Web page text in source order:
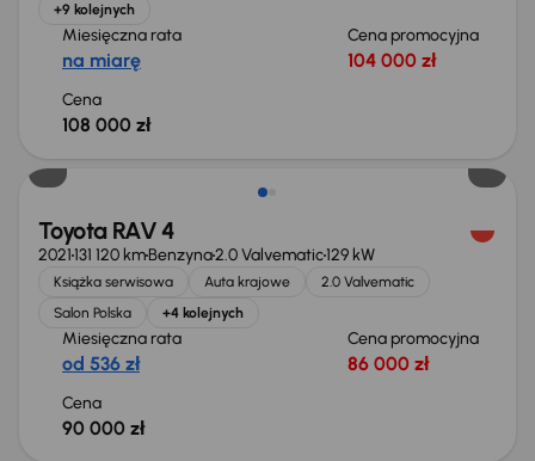
+9 kolejnych
Miesięczna rata
na miarę
Cena promocyjna
104 000 zł
Cena
108 000 zł
Toyota RAV 4
2021131 120 kmBenzyna2.0 Valvematic129 kW
Książka serwisowa Auta krajowe
2.0 Valvematic
Salon Polska
+4 kolejnych
Miesięczna rata
od 536 zł
Cena promocyjna
86 000 zł
Cena
90 000 zł